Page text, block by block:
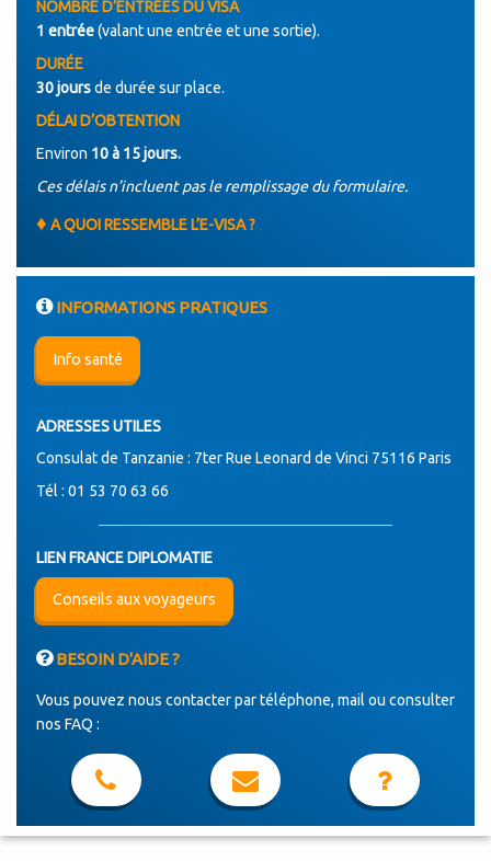
NOMBRE D’ENTRÉES DU VISA
1 entrée(valant une entrée et une sortie).
DURÉE
30 joursde durée sur place.
DÉLAI D’OBTENTION
Environ 10 à 15 jours.
Ces délais n’incluent pas le remplissage du formulaire.
♦ A QUOI RESSEMBLE L’E-VISA ?
INFORMATIONS PRATIQUES
Info santé
ADRESSES UTILES
Consulat de Tanzanie : 7ter Rue Leonard de Vinci 75116 Paris
Tél : 01 53 70 63 66
LIEN FRANCE DIPLOMATIE
Conseils aux voyageurs
BESOIN D'AIDE ?
Vous pouvez nous contacter par téléphone, mail ou consulter
nos FAQ :